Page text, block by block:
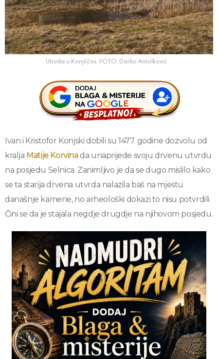
Utrvda u Konjščini. FOTO: Darko Antolković
Ivan i Kristofor Konjski dobili su 1477. godine dozvolu od
kralja Matije Korvinada unaprijede svoju drvenu utvrdu
na posjedu Selnica. Zanimljivo je da se dugo mislilo kako
se ta starija drvena utvrda nalazila baš na mjestu
današnje kamene, no arheološki dokazi to nisu potvrdili.
Čini se da je stajala negdje drugdje na njihovom posjedu.